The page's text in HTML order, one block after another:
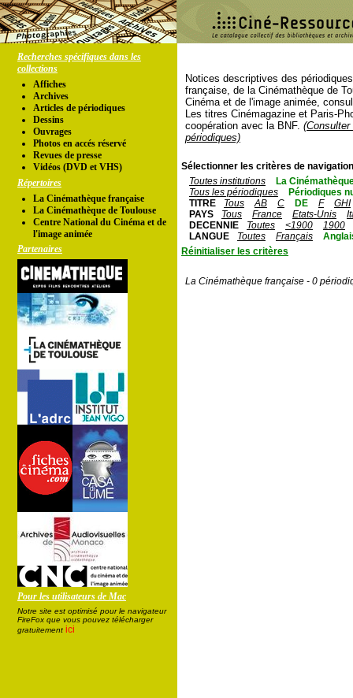
Recherches spécifiques dans les
collections
Affiches
Archives
Articles de périodiques
Dessins
Ouvrages
Photos en accés réservé
Revues de presse
Vidéos (DVD et VHS)
Répertoires
La Cinémathèque française
La Cinémathèque de Toulouse
Centre National du Cinéma et de
l'image animée
Partenaires
Pour les utilisateurs de Mac
Notre site est optimisé pour le navigateur
FireFox que vous pouvez télécharger
gratuitement ici
Notices descriptives des
française, de la Cinémathèque de
Cinéma et de l'image animée,
Les titres Cinémagazine et Paris-
coopération avec la BNF.
périodiques)
Sélectionner les critères de
Toutes institutions
La
Tous les périodiques
Périodiques
TITRE
Tous AB C DE F
GHI
PAYS
Tous France Etats-Unis
DECENNIE
Toutes <1900
1900
LANGUE
Toutes Français
Réinitialiser les critères
La Cinémathèque française - 0